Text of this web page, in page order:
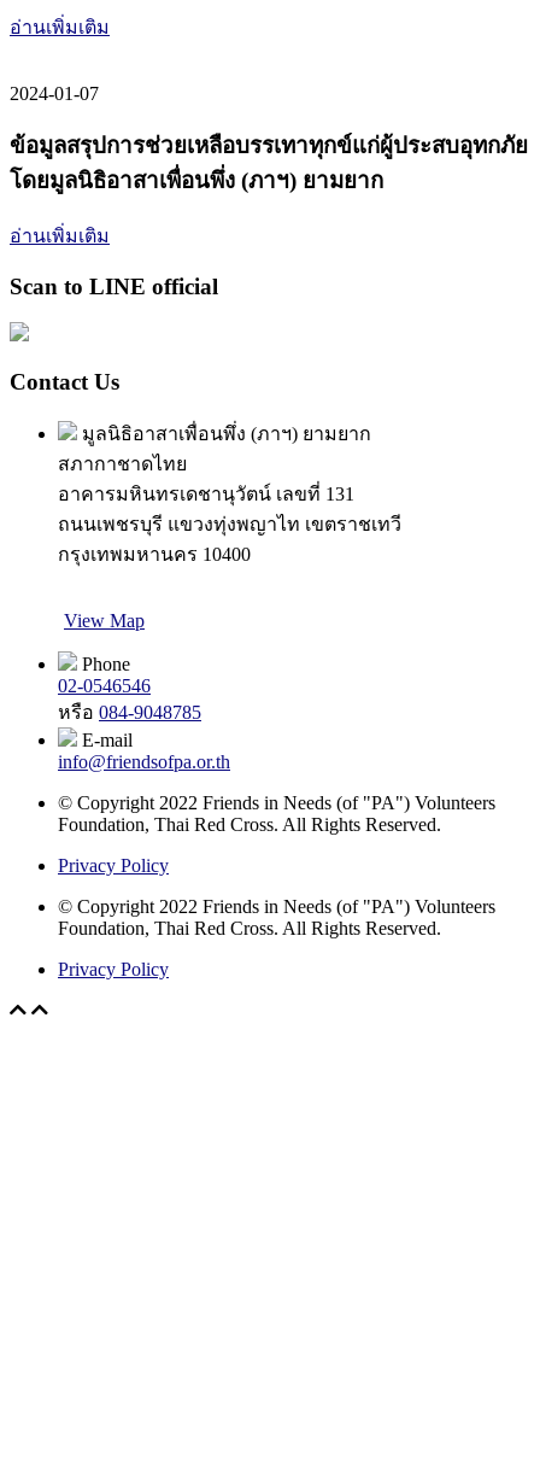
อ่านเพิ่มเติม
2024-01-07
ข้อมูลสรุปการช่วยเหลือบรรเทาทุกข์แก่ผู้ประสบอุทกภัย
โดยมูลนิธิอาสาเพื่อนพึ่ง (ภาฯ) ยามยาก
อ่านเพิ่มเติม
Scan to LINE official
Contact Us
มูลนิธิอาสาเพื่อนพึ่ง (ภาฯ) ยามยาก
สภากาชาดไทย
อาคารมหินทรเดชานุวัตน์ เลขที่ 131
ถนนเพชรบุรี แขวงทุ่งพญาไท เขตราชเทวี
กรุงเทพมหานคร 10400
View Map
Phone
02-0546546
หรือ 084-9048785
E-mail
info@friendsofpa.or.th
© Copyright 2022 Friends in Needs (of "PA") Volunteers
Foundation, Thai Red Cross. All Rights Reserved.
Privacy Policy
© Copyright 2022 Friends in Needs (of "PA") Volunteers
Foundation, Thai Red Cross. All Rights Reserved.
Privacy Policy